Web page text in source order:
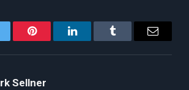
PinterestLinkedInTumblr Email
Sellner